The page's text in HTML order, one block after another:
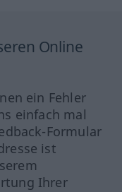
Online
ein Fehler
einfach mal
Formular
ist
Ihrer